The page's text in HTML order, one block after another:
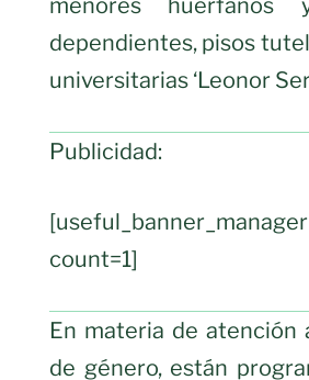
dependientes, pisos
universitarias ‘Leonor
Publicidad:
count=1]
En materia de atención
de género, están